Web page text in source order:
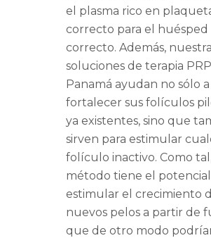
el plasma rico en
correcto para el huésped
correcto. Además,
soluciones de terapia
Panamá ayudan no sólo a
fortalecer sus folículos
ya existentes, sino que
sirven para estimular
folículo inactivo. Como tal,
método tiene el
estimular el crecimiento
nuevos pelos a partir de
que de otro modo